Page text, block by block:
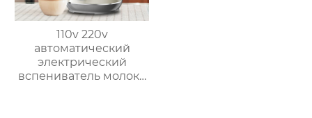
110v 220v
автоматический
электрический
вспениватель молока